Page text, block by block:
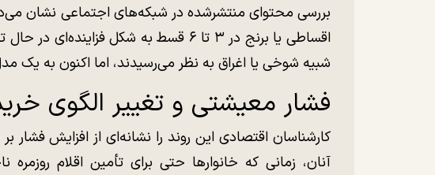
بررسی محتوای منتشرشده در شبکه‌های اجتماعی نشان
اقساطی یا برنج در ۳ تا ۶ قسط به شکل
شبیه شوخی یا اغراق به نظر می‌رسیدند، اما اکنون به یک
فشار معیشتی و تغییر الگوی
کارشناسان اقتصادی این روند را نشانه‌ای از افزایش فشار
آنان، زمانی که خانوار‌ها حتی برای تأمین اقلام روزمره